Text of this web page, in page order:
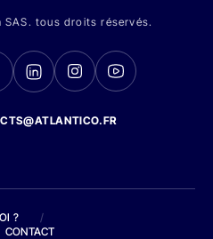
tous droits réservés.
?
/
CONTACT